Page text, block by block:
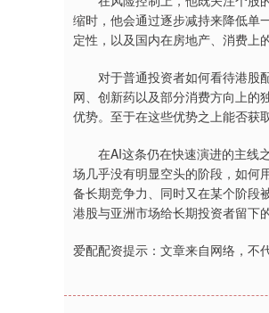
缩时，他会通过逐步减持来降低单
定性，以及国内在房地产、消费上
对于普通投资者如何看待港股配
网、创新药以及部分消费方向上的
优势。至于在这些优势之上能否获
在AI这条仍在快速演进的主线之
场几乎没有明显空头的阶段，如何
备长期竞争力、同时又在某个阶段
港股与亚洲市场给长期投资者留下
爱配配资提示：文章来自网络，不